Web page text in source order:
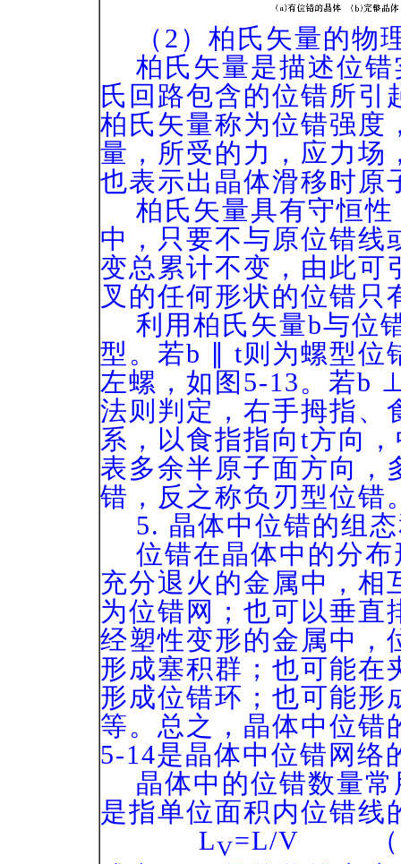
（2）柏氏矢量的物
柏氏矢量是描述位错
氏回路包含的位错所引
柏氏矢量称为位错强度
量，所受的力，应力场
也表示出晶体滑移时原
柏氏矢量具有守恒性
中，只要不与原位错线
变总累计不变，由此可
叉的任何形状的位错只
利用柏氏矢量b与位
型。若b ∥ t则为螺型位
左螺， 如图5-13。若b
法则判定，右手拇指、
系，以食指指向t方向
表多余半原子面方向，
错，反之称负刃型位错
5. 晶体中位错的组态
位错在晶体中的分布
充分退火的金属中，相
为位错网；也可以垂直
经塑性变形的金属中，
形成塞积群；也可能在
形成位错环；也可能形
等。总之，晶体中位错
5-14是晶体中位错网络
晶体中的位错数量常
是指单位面积内位错线
LV=L/V （